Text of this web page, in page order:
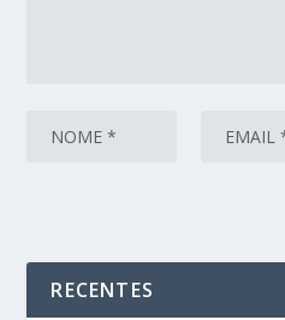
RECENTES